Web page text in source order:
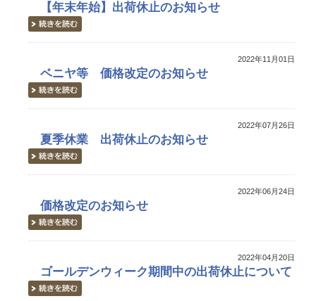
【年末年始】出荷休止のお知らせ
2022年11月01日
ベニヤ等 価格改定のお知らせ
2022年07月26日
夏季休業 出荷休止のお知らせ
2022年06月24日
価格改定のお知らせ
2022年04月20日
ゴールデンウィーク期間中の出荷休止について